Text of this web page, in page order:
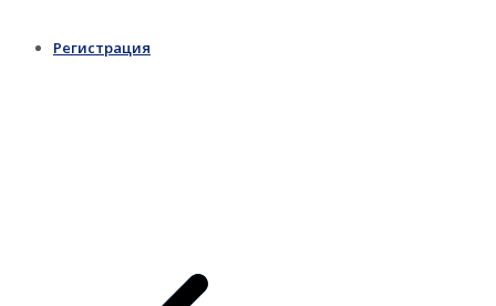
Регистрация